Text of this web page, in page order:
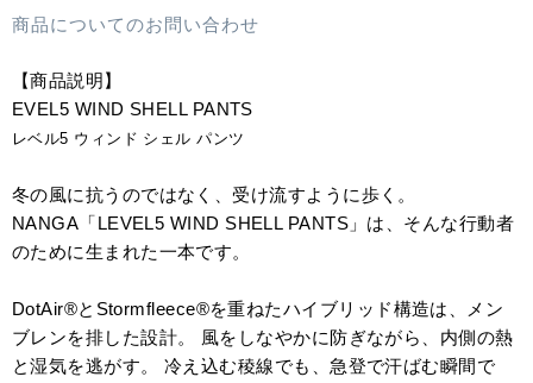
商品についてのお問い合わせ
【商品説明】
EVEL5 WIND SHELL PANTS
レベル5 ウィンド シェル パンツ
冬の風に抗うのではなく、受け流すように歩く。
NANGA「LEVEL5 WIND SHELL PANTS」は、そんな行動者
のために生まれた一本です。
DotAir®とStormfleece®を重ねたハイブリッド構造は、メン
ブレンを排した設計。 風をしなやかに防ぎながら、内側の熱
と湿気を逃がす。 冷え込む稜線でも、急登で汗ばむ瞬間で